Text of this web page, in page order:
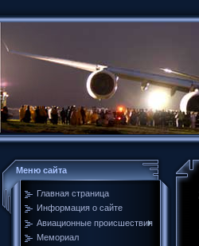
Меню сайта
Главная страница
Информация о сайте
Авиационные происшествия
Мемориал